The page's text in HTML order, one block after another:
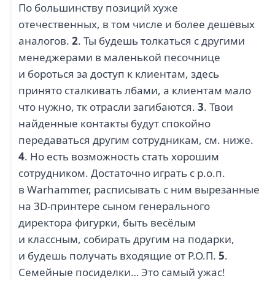
По большинству позиций хуже
отечественных, в том числе и более дешёвых
аналогов. 2. Ты будешь толкаться с другими
менеджерами в маленькой песочнице
и бороться за доступ к клиентам, здесь
принято сталкивать лбами, а клиентам мало
что нужно, тк отрасли загибаются. 3. Твои
найденные контакты будут спокойно
передаваться другим сотрудникам, см. ниже.
4. Но есть возможность стать хорошим
сотрудником. Достаточно играть с р.о.п.
в Warhammer, расписывать с ним вырезанные
на 3D-принтере сыном генерального
директора фигурки, быть весёлым
и классным, собирать другим на подарки,
и будешь получать входящие от Р.О.П. 5.
Семейные посиделки… Это самый ужас!